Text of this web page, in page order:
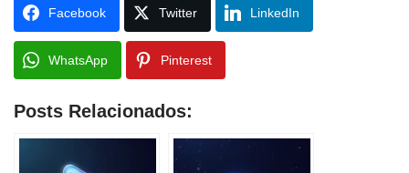
Facebook Twitter LinkedIn
WhatsApp Pinterest
Posts Relacionados: